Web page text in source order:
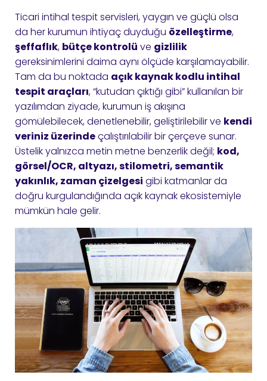
Ticari intihal tespit servisleri, yaygın ve güçlü olsa
da her kurumun ihtiyaç duyduğu özelleştirme,
şeffaflık, bütçe kontrolü ve gizlilik
gereksinimlerini daima aynı ölçüde karşılamayabilir.
Tam da bu noktada açık kaynak kodlu intihal
tespit araçları, “kutudan çıktığı gibi” kullanılan bir
yazılımdan ziyade, kurumun iş akışına
gömülebilecek, denetlenebilir, geliştirilebilir ve kendi
veriniz üzerindeçalıştırılabilir bir çerçeve sunar.
Üstelik yalnızca metin metne benzerlik değil; kod,
görsel/OCR, altyazı, stilometri, semantik
yakınlık, zaman çizelgesi gibi katmanlar da
doğru kurgulandığında açık kaynak ekosistemiyle
mümkün hale gelir.